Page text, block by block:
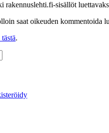
rakennuslehti.fi-sisällöt
saat oikeuden kommentoida
.